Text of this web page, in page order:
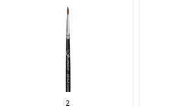
2